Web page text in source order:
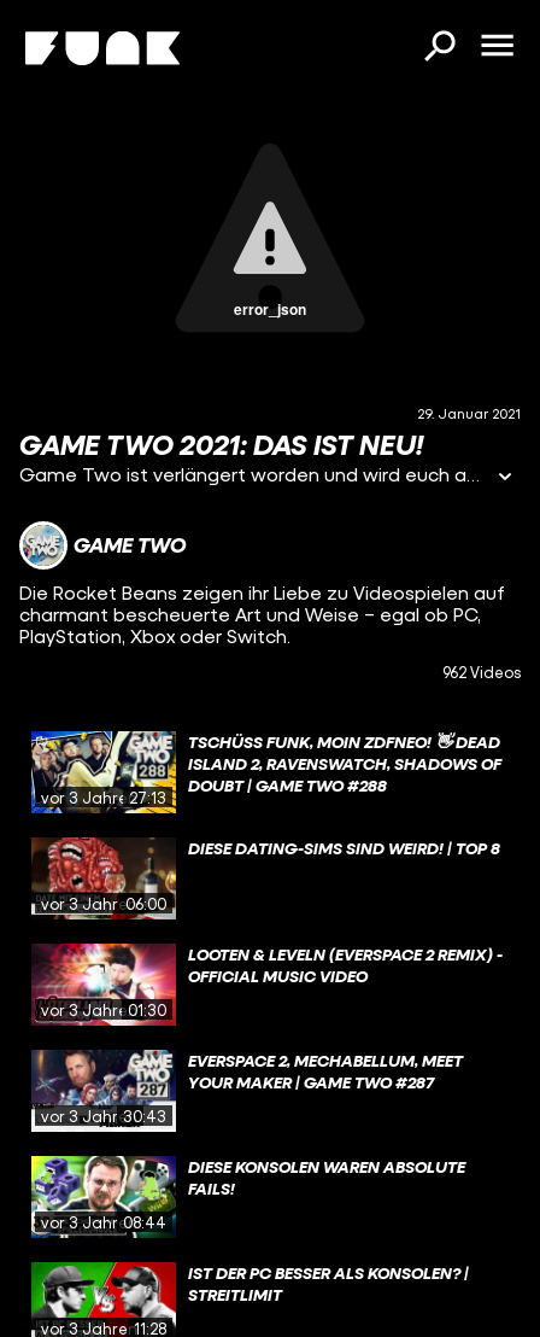
error_json
29. Januar 2021
GAME TWO 2021: DAS IST NEU!
Game Two ist verlängert worden und wird euch auch 2021 weiter den Samstag versüßen. Es gibt aber ein paar News, wie es dieses Jahr weitergeht, die wir euch nicht vorenthalten wollen. Wenn ihr also fragt, was mit dem Montalk los ist, wie sich die Sendung verändert und was wir sonst noch so planen, dann bekommt ihr hier ein paar Antworten. Wir sind natürlich gespannt auf euer Feedback. Wie findet ihr die News? habt ihr Vorschläge, Anmerkungen oder Ideen? Dann ab damit in die Kommentare!
GAME TWO
Die Rocket Beans zeigen ihr Liebe zu Videospielen auf
charmant bescheuerte Art und Weise – egal ob PC,
PlayStation, Xbox oder Switch.
962 Videos
vor 3 Jahren27:13
TSCHÜSS FUNK, MOIN ZDFNEO! 👋 DEAD
ISLAND 2, RAVENSWATCH, SHADOWS OF
DOUBT | GAME TWO #288
vor 3 Jahren06:00
DIESE DATING-SIMS SIND WEIRD! | TOP 8
vor 3 Jahren01:30
LOOTEN & LEVELN (EVERSPACE 2 REMIX) -
OFFICIAL MUSIC VIDEO
vor 3 Jahren30:43
EVERSPACE 2, MECHABELLUM, MEET
YOUR MAKER | GAME TWO #287
vor 3 Jahren08:44
DIESE KONSOLEN WAREN ABSOLUTE
FAILS!
vor 3 Jahren11:28
IST DER PC BESSER ALS KONSOLEN? |
STREITLIMIT